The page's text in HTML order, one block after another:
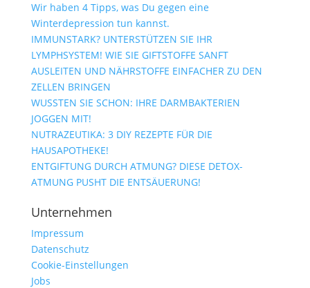
Wir haben 4 Tipps, was Du gegen eine
Winterdepression tun kannst.
IMMUNSTARK? UNTERSTÜTZEN SIE IHR
LYMPHSYSTEM! WIE SIE GIFTSTOFFE SANFT
AUSLEITEN UND NÄHRSTOFFE EINFACHER ZU DEN
ZELLEN BRINGEN
WUSSTEN SIE SCHON: IHRE DARMBAKTERIEN
JOGGEN MIT!
NUTRAZEUTIKA: 3 DIY REZEPTE FÜR DIE
HAUSAPOTHEKE!
ENTGIFTUNG DURCH ATMUNG? DIESE DETOX-
ATMUNG PUSHT DIE ENTSÄUERUNG!
Unternehmen
Impressum
Datenschutz
Cookie-Einstellungen
Jobs